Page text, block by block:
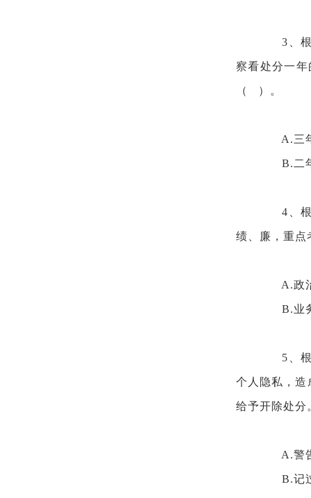
3、
察看处分一
（ ）。
A.三
B.二
4、
绩、廉，重
A.政
B.业
5、
个人隐私，
给予开除处分
A.警
B.记